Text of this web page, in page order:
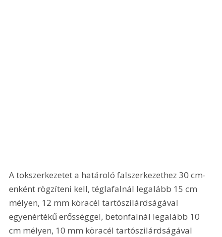
A tokszerkezetet a határoló falszerkezethez 30 cm-
enként rögzíteni kell, téglafalnál legalább 15 cm
mélyen, 12 mm köracél tartószilárdságával
egyenértékű erősséggel, betonfalnál legalább 10
cm mélyen, 10 mm köracél tartószilárdságával